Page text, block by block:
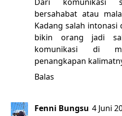
bersahabat atau
Kadang salah intonasi
bikin orang jadi
komunikasi di
penangkapan
Balas
Fenni Bungsu 4 Juni